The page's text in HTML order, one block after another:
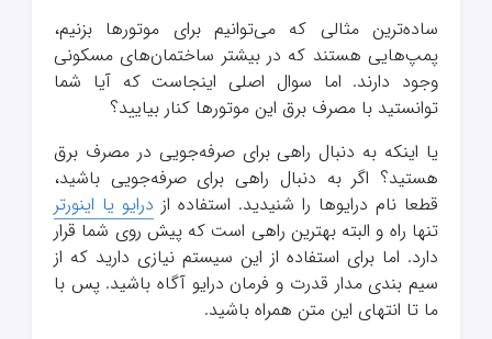
ساده‌ترین مثالی که می‌توانیم برای موتورها بزنیم،
پمپ‌هایی هستند که در بیشتر ساختمان‌های مسکونی
وجود دارند. اما سوال اصلی اینجاست که آیا شما
توانستید با مصرف برق این موتورها کنار بیایید؟
یا اینکه به دنبال راهی برای صرفه‌جویی در مصرف برق
هستید؟ اگر به دنبال راهی برای صرفه‌جویی باشید،
قطعا نام درایوها را شنیدید. استفاده از درایو یا اینورتر
تنها راه و البته بهترین راهی است که پیش روی شما قرار
دارد. اما برای استفاده از این سیستم نیازی دارید که از
سیم بندی مدار قدرت و فرمان درایو آگاه باشید. پس با
ما تا انتهای این متن همراه باشید.